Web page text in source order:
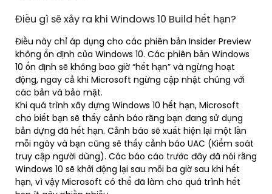
Điều gì sẽ xảy ra khi Windows 10 Build hết hạn?
Điều này chỉ áp dụng cho các phiên bản Insider Preview
không ổn định của Windows 10. Các phiên bản Windows
10 ổn định sẽ không bao giờ “hết hạn” và ngừng hoạt
động, ngay cả khi Microsoft ngừng cập nhật chúng với
các bản vá bảo mật.
Khi quá trình xây dựng Windows 10 hết hạn, Microsoft
cho biết bạn sẽ thấy cảnh báo rằng bạn đang sử dụng
bản dựng đã hết hạn. Cảnh báo sẽ xuất hiện lại một lần
mỗi ngày và bạn cũng sẽ thấy cảnh báo UAC (Kiểm soát
truy cập người dùng). Các báo cáo trước đây đã nói rằng
Windows 10 sẽ khởi động lại sau mỗi ba giờ sau khi hết
hạn, vì vậy Microsoft có thể đã làm cho quá trình hết